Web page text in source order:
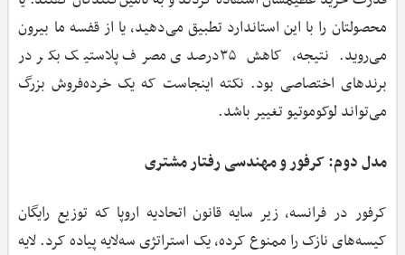
محصولتان را با این استاندارد تطبیق می‌دهید، یا از قفسه ما بیرون
می‌روید. نتیجه، کاهش ۳۵درصدی مصرف پلاستیک بکر در
برندهای اختصاصی بود. نکته اینجاست که یک خرده‌فروش بزرگ
می‌تواند لوکوموتیو تغییر باشد.
مدل دوم: کرفور و مهندسی رفتار مشتری
کرفور در فرانسه، زیر سایه قانون اتحادیه اروپا که توزیع رایگان
کیسه‌های نازک را ممنوع کرده، یک استراتژی سه‌لایه پیاده کرد. لایه